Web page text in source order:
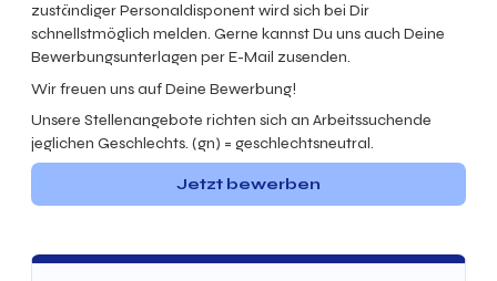
zuständiger Personaldisponent wird sich bei Dir
schnellstmöglich melden. Gerne kannst Du uns auch Deine
Bewerbungsunterlagen per E-Mail zusenden.
Wir freuen uns auf Deine Bewerbung!
Unsere Stellenangebote richten sich an Arbeitssuchende
jeglichen Geschlechts. (gn) = geschlechtsneutral.
Jetzt bewerben